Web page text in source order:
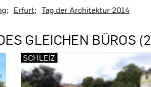
Erfurt Tag der Architektur 2014
GLEICHEN BÜROS
SCHLEIZ